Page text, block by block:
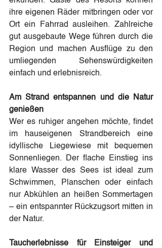
ihre eigenen Räder mitbringen oder vor
Ort ein Fahrrad ausleihen. Zahlreiche
gut ausgebaute Wege führen durch die
Region und machen Ausflüge zu den
umliegenden Sehenswürdigkeiten
einfach und erlebnisreich.
Am Strand entspannen und die Natur
genießen
Wer es ruhiger angehen möchte, findet
im hauseigenen Strandbereich eine
idyllische Liegewiese mit bequemen
Sonnenliegen. Der flache Einstieg ins
klare Wasser des Sees ist ideal zum
Schwimmen, Planschen oder einfach
nur Abkühlen an heißen Sommertagen
– ein entspannter Rückzugsort mitten in
der Natur.
Taucherlebnisse für Einsteiger und